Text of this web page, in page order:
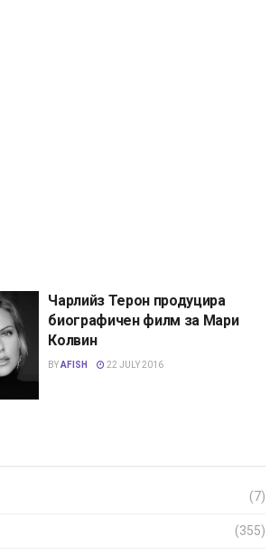
Чарлийз Терон продуцира
биографичен филм за Мари
Колвин
BYAFISH 22 JULY 2016
(7)
(355)